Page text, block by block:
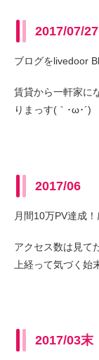
2017/07/27
ブログをlivedoor
賃貸から一軒家に
りまっす(｀･ω･´)
2017/06
月間10万PV達成！
アクセス数は見て
上経って気づく始
2017/03末